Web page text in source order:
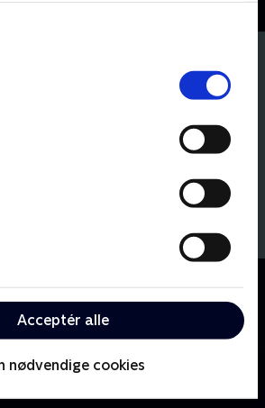
Acceptér alle
nødvendige cookies
om venskab, sex og livet blandt